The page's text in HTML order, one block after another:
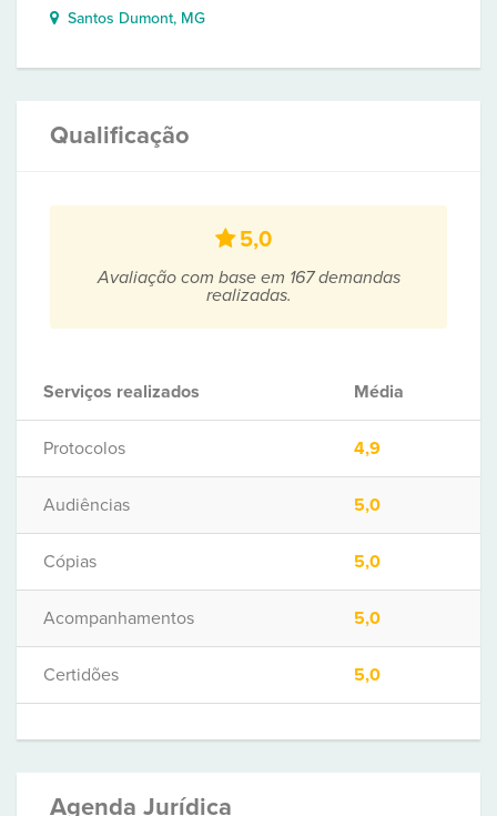
Santos Dumont, MG
Qualificação
5,0
Avaliação com base em 167 demandas
realizadas.
Serviços realizados Média
Protocolos 4,9
Audiências 5,0
Cópias 5,0
Acompanhamentos 5,0
Certidões 5,0
Agenda Jurídica